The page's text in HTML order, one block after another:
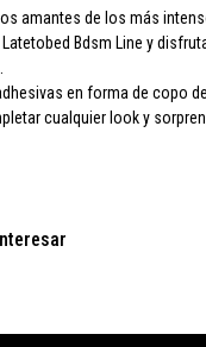
amantes de los más
Bdsm Line y
en forma de copo
cualquier look y